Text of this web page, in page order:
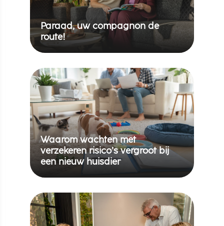
Paraad, uw compagnon de
route!
Waarom wachten met
verzekeren risico’s vergroot bij
een nieuw huisdier